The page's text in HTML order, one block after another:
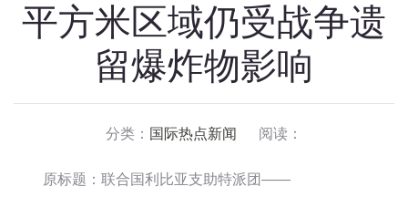
平方米区域仍受战争遗
留爆炸物影响
分类： 国际热点新闻 阅读：
原标题：联合国利比亚支助特派团——